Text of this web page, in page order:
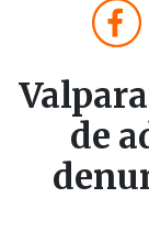
de